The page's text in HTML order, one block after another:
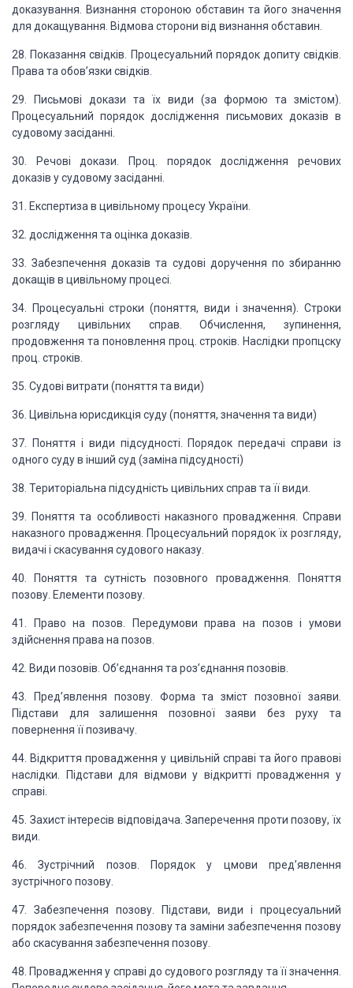
доказування. Визнання стороною обставин та його значення
для докащування. Відмова сторони від визнання обставин.
28. Показання свідків. Процесуальний порядок допиту свідків.
Права та обов’язки свідків.
29. Письмові докази та їх види (за формою та змістом).
Процесуальний порядок дослідження письмових доказів в
судовому засіданні.
30. Речові докази. Проц.
порядок дослідження речових
доказів у судовому засіданні.
31. Експертиза в цивільномупроцесу України.
32. дослідження та оцінка доказів.
33. Забезпечення доказів та судові доручення по збиранню
докащів в цивільному процесі.
34. Процесуальні строки (поняття, види і значення). Строки
розгляду цивільних справ. Обчислення, зупинення,
продовження та поновлення проц. строків. Наслідки пропцску
проц. строків.
35. Судові витрати (поняття та види)
36. Цивільна юрисдикція суду(поняття, значення та види)
37. Поняття і види підсудності.
Порядок передачі справи із
одного суду в інший суд (заміна підсудності)
38. Територіальна підсудність цивільних справ та її види.
39. Поняття та особливості наказного провадження. Справи
наказного провадження. Процесуальний порядок їх розгляду,
видачі і скасування судового наказу.
40. Поняття та сутність позовного провадження. Поняття
позову. Елементи позову.
41. Право на позов. Передумови права на позов і умови
здійснення права на позов.
42. Види позовів. Об’єднання та роз’єднання позовів.
43. Пред’явлення позову.
Форма та зміст позовної заяви.
Підстави для залишення позовної заяви без руху та
повернення її позивачу.
44. Відкриття провадження у цивільній справі та його правові
наслідки. Підстави для відмови у відкритті провадження у
справі.
45. Захист інтересів відповідача. Заперечення проти позову, їх
види.
46. Зустрічний позов. Порядок у цмови пред’явлення
зустрічного позову.
47. Забезпечення позову.
Підстави, види і процесуальний
порядок забезпечення позову та заміни забезпечення позову
або скасування забезпечення позову.
48. Провадження у справі до судового розгляду та її значення.